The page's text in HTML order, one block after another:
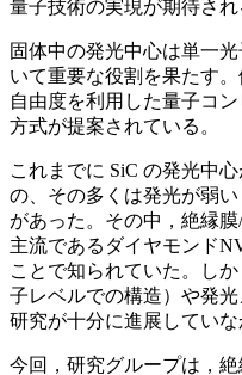
量子技術の実現が期待され
固体中の発光中心は単一
いて重要な役割を果たす
自由度を利用した量子コ
方式が提案されている。
これまでに SiC の発光中
の、その多くは発光が弱
があった。その中，絶縁
主流であるダイヤモンド
ことで知られていた。し
子レベルでの構造）や発
研究が十分に進展していな
今回，研究グループは，